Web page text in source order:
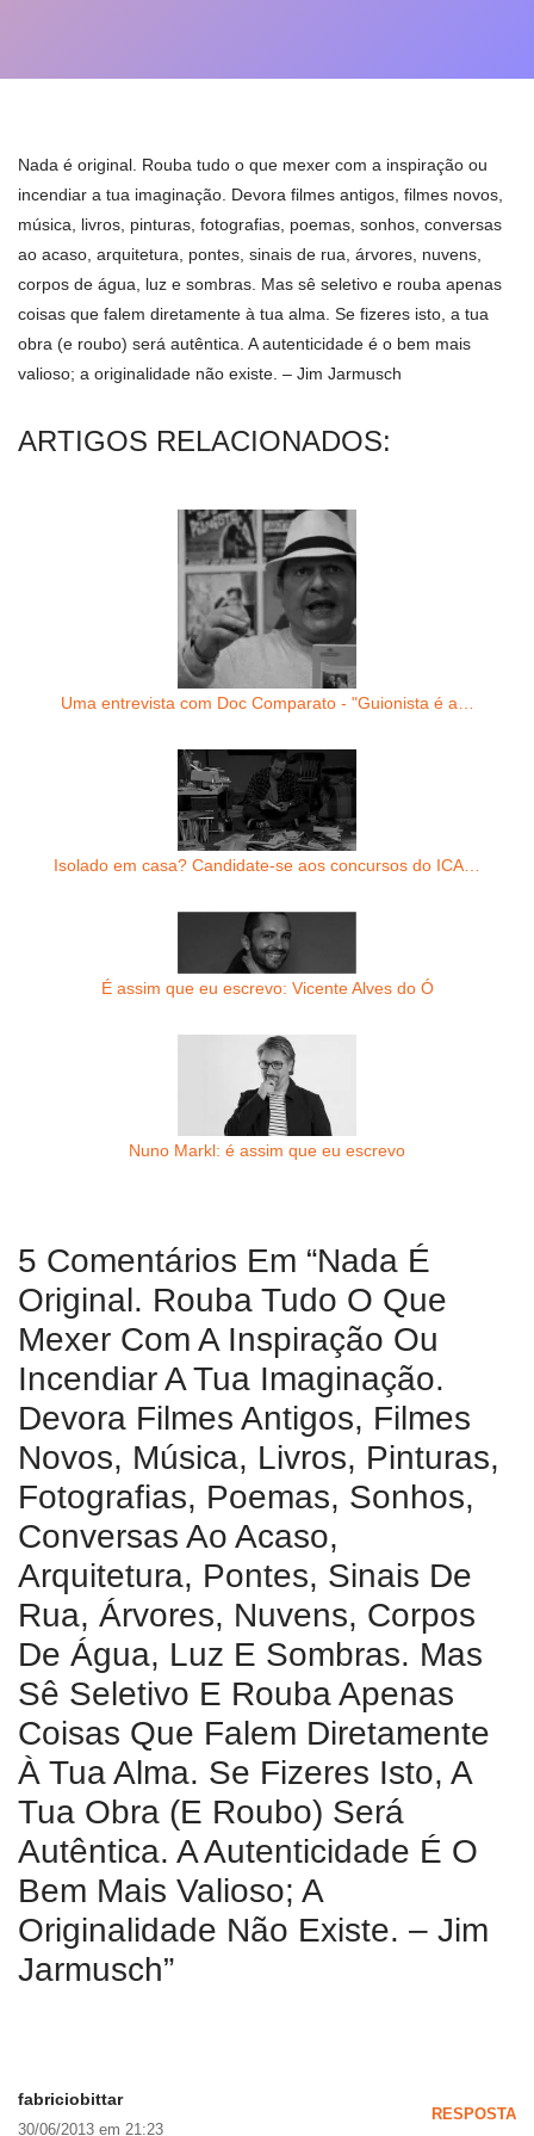
Nada é original. Rouba tudo o que mexer com a inspiração ou
incendiar a tua imaginação. Devora filmes antigos, filmes novos,
música, livros, pinturas, fotografias, poemas, sonhos, conversas
ao acaso, arquitetura, pontes, sinais de rua, árvores, nuvens,
corpos de água, luz e sombras. Mas sê seletivo e rouba apenas
coisas que falem diretamente à tua alma. Se fizeres isto, a tua
obra (e roubo) será autêntica. A autenticidade é o bem mais
valioso; a originalidade não existe. – Jim Jarmusch
ARTIGOS RELACIONADOS:
Uma entrevista com Doc Comparato - "Guionista é a…
Isolado em casa? Candidate-se aos concursos do ICA…
É assim que eu escrevo: Vicente Alves do Ó
Nuno Markl: é assim que eu escrevo
5 Comentários Em “Nada É
Original. Rouba Tudo O Que
Mexer Com A Inspiração Ou
Incendiar A Tua Imaginação.
Devora Filmes Antigos, Filmes
Novos, Música, Livros, Pinturas,
Fotografias, Poemas, Sonhos,
Conversas Ao Acaso,
Arquitetura, Pontes, Sinais De
Rua, Árvores, Nuvens, Corpos
De Água, Luz E Sombras. Mas
Sê Seletivo E Rouba Apenas
Coisas Que Falem Diretamente
À Tua Alma. Se Fizeres Isto, A
Tua Obra (e Roubo) Será
Autêntica. A Autenticidade É O
Bem Mais Valioso; A
Originalidade Não Existe. – Jim
Jarmusch”
fabriciobittar
30/06/2013 em 21:23
RESPOSTA